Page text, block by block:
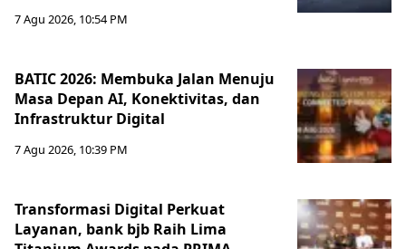
7 Agu 2026, 10:54 PM
BATIC 2026: Membuka Jalan Menuju
Masa Depan AI, Konektivitas, dan
Infrastruktur Digital
7 Agu 2026, 10:39 PM
Transformasi Digital Perkuat
Layanan, bank bjb Raih Lima